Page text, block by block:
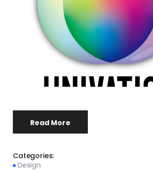
Read More
Categories:
Design